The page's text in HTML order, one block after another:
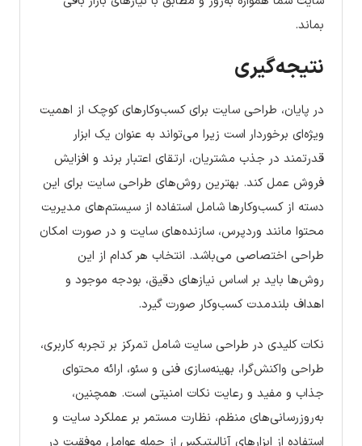
بماند.
نتیجه‌گیری
در پایان، طراحی سایت برای کسب‌وکارهای کوچک از اهمیت
ویژه‌ای برخوردار است زیرا می‌تواند به عنوان یک ابزار
قدرتمند در جذب مشتریان، ارتقای اعتبار برند و افزایش
فروش عمل کند. بهترین روش‌های طراحی سایت برای این
دسته از کسب‌وکارها شامل استفاده از سیستم‌های مدیریت
محتوا مانند وردپرس، سازنده‌های سایت و در صورت امکان
طراحی اختصاصی می‌باشد. انتخاب هر کدام از این
روش‌ها باید بر اساس نیازهای دقیق، بودجه موجود و
اهداف بلندمدت کسب‌وکار صورت گیرد.
نکات کلیدی در طراحی سایت شامل تمرکز بر تجربه کاربری،
طراحی واکنش‌گرا، بهینه‌سازی فنی و سئو، ارائه محتوای
جذاب و مفید و رعایت نکات امنیتی است. همچنین،
به‌روزرسانی‌های منظم، نظارت مستمر بر عملکرد سایت و